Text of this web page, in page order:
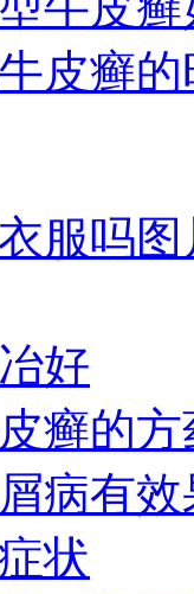
皮癣
服吗图
好
癣的方
病有效
状